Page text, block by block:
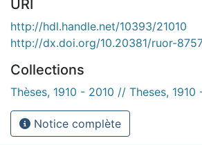
URI
http://hdl.handle.net/10393/21010
http://dx.doi.org/10.20381/ruor-
Collections
Thèses, 1910 - 2010 // Theses, 1910
Notice complète